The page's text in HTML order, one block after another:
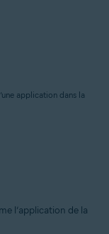
application dans la
l’application de la